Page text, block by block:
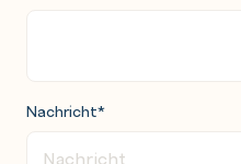
Nachricht*